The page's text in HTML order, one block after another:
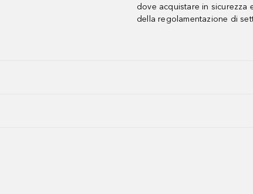
dove acquistare in sicurezza
della regolamentazione di